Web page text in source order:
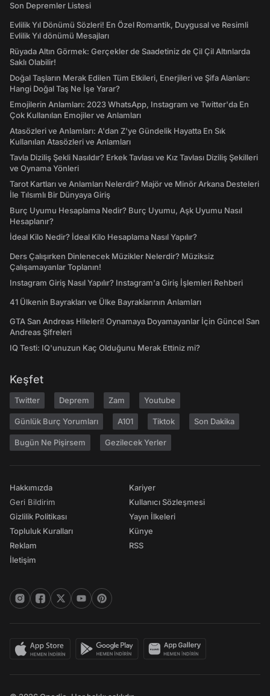
Son Depremler Listesi
Evlilik Yıl Dönümü Sözleri! En Özel Romantik, Duygusal ve Resimli
Evlilik Yıl dönümü Mesajları
Rüyada Altın Görmek: Gerçekler de Saadetiniz de Çil Çil Altınlarda
Saklı Olabilir!
Doğal Taşların Merak Edilen Tüm Etkileri, Enerjileri ve Şifa Alanları:
Hangi Doğal Taş Ne İşe Yarar?
Emojilerin Anlamları: 2023 WhatsApp, Instagram ve Twitter'da En
Çok Kullanılan Emojiler ve Anlamları
Atasözleri ve Anlamları: A'dan Z'ye Gündelik Hayatta En Sık
Kullanılan Atasözleri ve Anlamları
Tavla Diziliş Şekli Nasıldır? Erkek Tavlası ve Kız Tavlası Diziliş Şekilleri
ve Oynama Yönleri
Tarot Kartları ve Anlamları Nelerdir? Majör ve Minör Arkana Desteleri
İle Tılsımlı Bir Dünyaya Giriş
Burç Uyumu Hesaplama Nedir? Burç Uyumu, Aşk Uyumu Nasıl
Hesaplanır?
İdeal Kilo Nedir? İdeal Kilo Hesaplama Nasıl Yapılır?
Ders Çalışırken Dinlenecek Müzikler Nelerdir? Müziksiz
Çalışamayanlar Toplanın!
Instagram Giriş Nasıl Yapılır? Instagram'a Giriş İşlemleri Rehberi
41 Ülkenin Bayrakları ve Ülke Bayraklarının Anlamları
GTA San Andreas Hileleri! Oynamaya Doyamayanlar İçin Güncel San
Andreas Şifreleri
IQ Testi: IQ'unuzun Kaç Olduğunu Merak Ettiniz mi?
Keşfet
Twitter Deprem Zam Youtube
Günlük Burç Yorumları A101 Tiktok Son Dakika
Bugün Ne Pişirsem Gezilecek Yerler
Hakkımızda
Geri Bildirim
Gizlilik Politikası
Topluluk Kuralları
Reklam
İletişim
Kariyer
Kullanıcı Sözleşmesi
Yayın İlkeleri
Künye
RSS